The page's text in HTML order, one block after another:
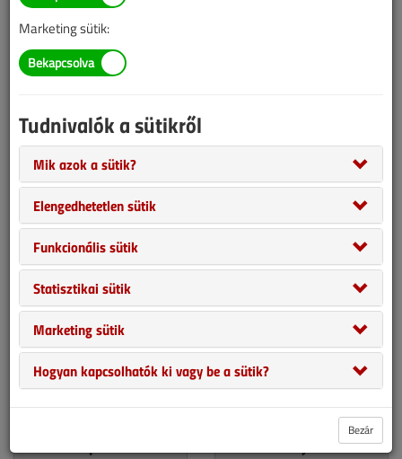
január-február március
ELŐFIZETŐKNEK ELŐFIZETŐKNEK
Marketing sütik:
Tudnivalók a sütikről
Mik azok a sütik?
Elengedhetetlen sütik
Funkcionális sütik
Statisztikai sütik
Marketing sütik
Hogyan kapcsolhatók ki vagy be a sütik?
Bezár